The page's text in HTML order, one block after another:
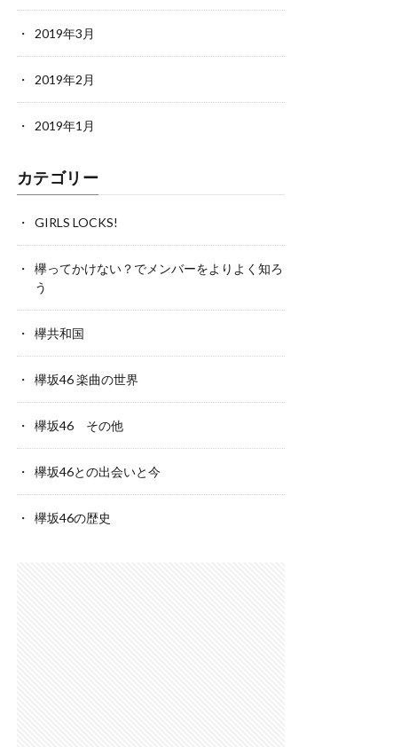
2019年3月
2019年2月
2019年1月
カテゴリー
GIRLS LOCKS!
欅ってかけない？でメンバーをよりよく知ろ
う
欅共和国
欅坂46 楽曲の世界
欅坂46 その他
欅坂46との出会いと今
欅坂46の歴史